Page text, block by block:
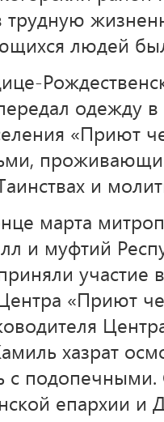
людей
одежду
«Приют
и
марта
и муфтий
«Приют
хазрат
с
епархии